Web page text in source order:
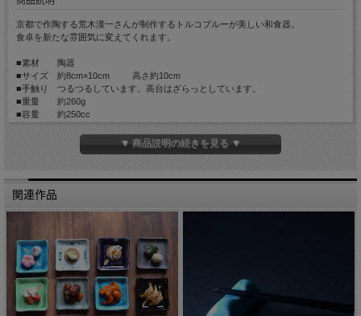
商品説明
京都で作陶する荒木漢一さんが制作するトルコブルーが美しい和食器。
食卓を新たな雰囲気に変えてくれます。
■素材 陶器
■サイズ 約8cm×10cm 高さ約10cm
■手触り つるつるしています。高台はざらっとしています。
■重量 約260g
■容量 約250cc
▼ 商品説明の続きを見る ▼
関連作品